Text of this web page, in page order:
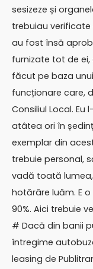
sesizeze și
trebuiau verificate
au fost însă
furnizate tot de ei,
făcut pe baza
funcționare care,
Consiliul Local.
atâtea ori în
exemplar din
trebuie personal,
vadă toată
hotărâre luăm. E
90%. Aici trebuie
# Dacă din banii
întregime
leasing de